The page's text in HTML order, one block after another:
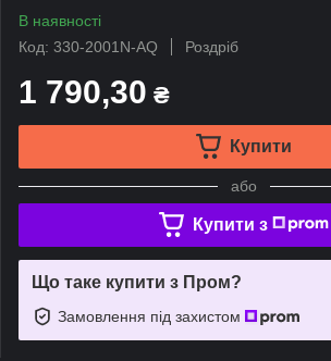
В наявності
Код: 330-2001N-AQ
Роздріб
1 790,30 ₴
Купити
або
Купити з
Що таке купити з Пром?
Замовлення під захистом